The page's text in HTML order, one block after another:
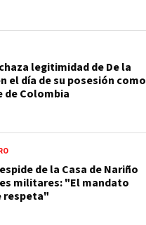
legitimidad de De la
el día de su posesión como
de Colombia
de la Casa de Nariño
militares: "El mandato
respeta"